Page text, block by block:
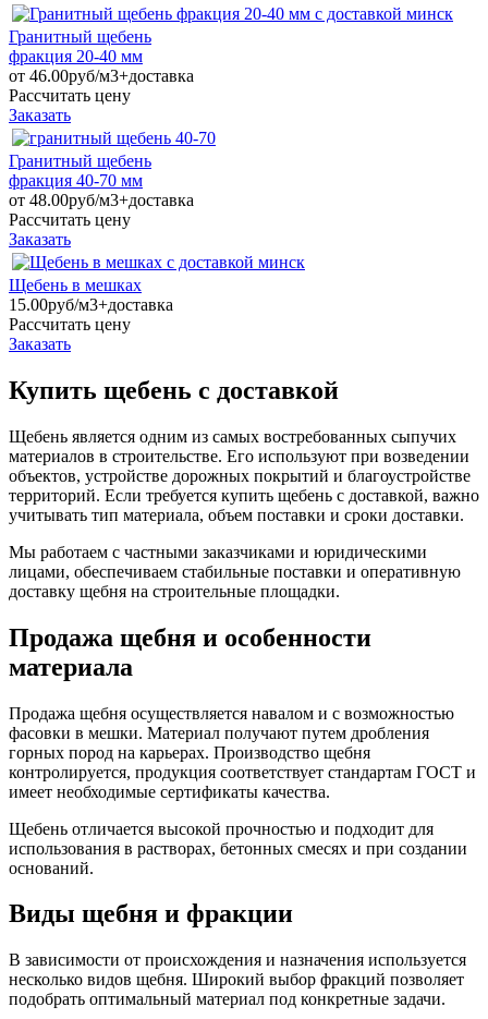
Гранитный щебень
фракция 20-40 мм
от 46.00руб/м3+доставка
Рассчитать цену
Заказать
Гранитный щебень
фракция 40-70 мм
от 48.00руб/м3+доставка
Рассчитать цену
Заказать
Щебень в мешках
15.00руб/м3+доставка
Рассчитать цену
Заказать
Купить щебень с доставкой
Щебень является одним из самых востребованных сыпучих
материалов в строительстве. Его используют при возведении
объектов, устройстве дорожных покрытий и благоустройстве
территорий. Если требуется купить щебень с доставкой, важно
учитывать тип материала, объем поставки и сроки доставки.
Мы работаем с частными заказчиками и юридическими
лицами, обеспечиваем стабильные поставки и оперативную
доставку щебня на строительные площадки.
Продажа щебня и особенности
материала
Продажа щебня осуществляется навалом и с возможностью
фасовки в мешки. Материал получают путем дробления
горных пород на карьерах. Производство щебня
контролируется, продукция соответствует стандартам ГОСТ и
имеет необходимые сертификаты качества.
Щебень отличается высокой прочностью и подходит для
использования в растворах, бетонных смесях и при создании
оснований.
Виды щебня и фракции
В зависимости от происхождения и назначения используется
несколько видов щебня. Широкий выбор фракций позволяет
подобрать оптимальный материал под конкретные задачи.